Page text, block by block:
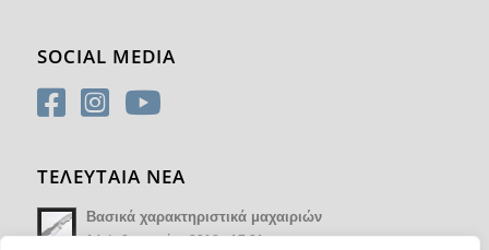
SOCIAL MEDIA
ΤΕΛΕΥΤΑΙΑ ΝΕΑ
Βασικά χαρακτηριστικά μαχαιριών
14 Φεβρουαρίου 2018 - 17:21